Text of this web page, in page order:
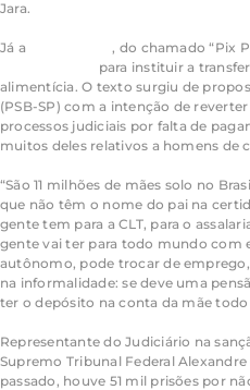
Jara.
Já a , do chamado “Pix
para instituir a
alimentícia. O texto surgiu de
(PSB-SP) com a intenção de
processos judiciais por falta de
muitos deles relativos a homens de
“São 11 milhões de mães solo no
que não têm o nome do pai na
gente tem para a CLT, para o
gente vai ter para todo mundo com
autônomo, pode trocar de
na informalidade: se deve uma
ter o depósito na conta da mãe
Representante do Judiciário na
Supremo Tribunal Federal
passado, houve 51 mil prisões por